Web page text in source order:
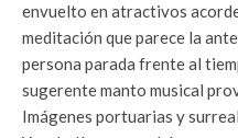
envuelto en atractivos
meditación que parece la
persona parada frente al
sugerente manto musical
Imágenes portuarias y